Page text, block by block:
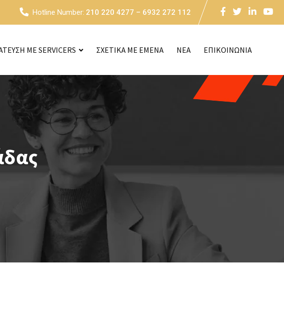
Hotline Number: 210 220 4277 – 6932 272 112
ΜΕ SERVICERS ΣΧΕΤΙΚΑ ΜΕ ΕΜΕΝΑ NEA ΕΠΙΚΟΙΝΩΝΙΑ